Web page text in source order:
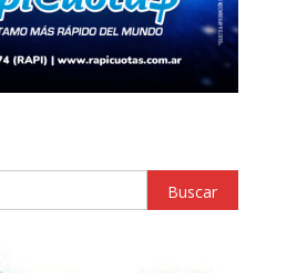
Buscar: